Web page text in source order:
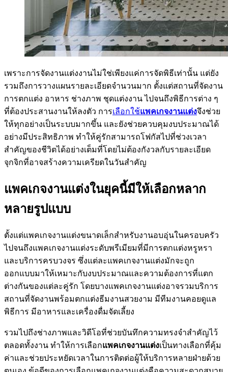
เพราะการจัดงานแต่งงานไม่ใช่เพียงแค่การจัดพิธีเท่านั้น แต่ยัง
รวมถึงการวางแผนรายละเอียดจำนวนมาก ตั้งแต่สถานที่จัดงาน
การตกแต่ง อาหาร ช่างภาพ ชุดแต่งงาน ไปจนถึงพิธีการต่าง ๆ
ที่ต้องประสานงานให้ลงตัว การเลือกใช้แพคเกจงานแต่งจึงช่วย
ให้ทุกอย่างเป็นระบบมากขึ้น และยังช่วยควบคุมงบประมาณได้
อย่างมีประสิทธิภาพ ทำให้คู่รักสามารถโฟกัสไปที่ช่วงเวลา
สำคัญของชีวิตได้อย่างเต็มที่โดยไม่ต้องกังวลกับรายละเอียด
จุกจิกที่อาจสร้างความเครียดในวันสำคัญ
แพคเกจงานแต่งในยุคนี้มีให้เลือกหลาก
หลายรูปแบบ
ตั้งแต่แพคเกจงานแต่งขนาดเล็กสำหรับงานอบอุ่นในครอบครัว
ไปจนถึงแพคเกจงานแต่งระดับพรีเมียมที่มีการตกแต่งหรูหรา
และบริการครบวงจร ซึ่งแต่ละแพคเกจงานแต่งมักจะถูก
ออกแบบมาให้เหมาะกับงบประมาณและความต้องการที่แตก
ต่างกันของแต่ละคู่รัก โดยบางแพคเกจงานแต่งอาจรวมบริการ
สถานที่จัดงานพร้อมตกแต่งธีมงานสวยงาม มีทีมงานคอยดูแล
พิธีการ มีอาหารและเครื่องดื่มจัดเลี้ยง
รวมไปถึงช่างภาพและวิดีโอที่ช่วยบันทึกความทรงจำสำคัญไว้
ตลอดทั้งงาน ทำให้การเลือกแพคเกจงานแต่งเป็นทางเลือกที่คุ้ม
ค่าและช่วยประหยัดเวลาในการติดต่อผู้ให้บริการหลายฝ่ายด้วย